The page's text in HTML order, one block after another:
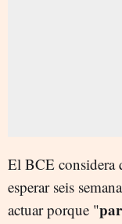
El BCE considera
esperar seis
actuar porque "